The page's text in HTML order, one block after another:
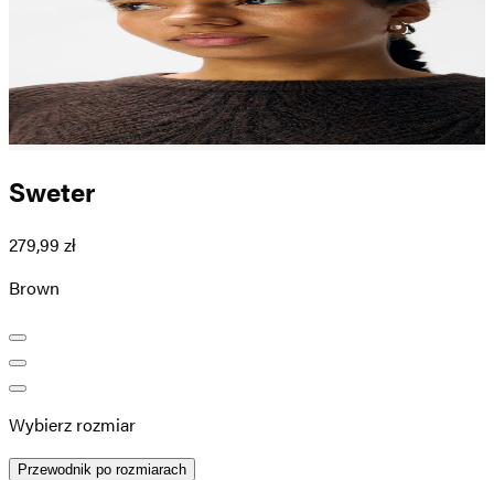
Sweter
279,99 zł
Brown
Wybierz rozmiar
Przewodnik po rozmiarach